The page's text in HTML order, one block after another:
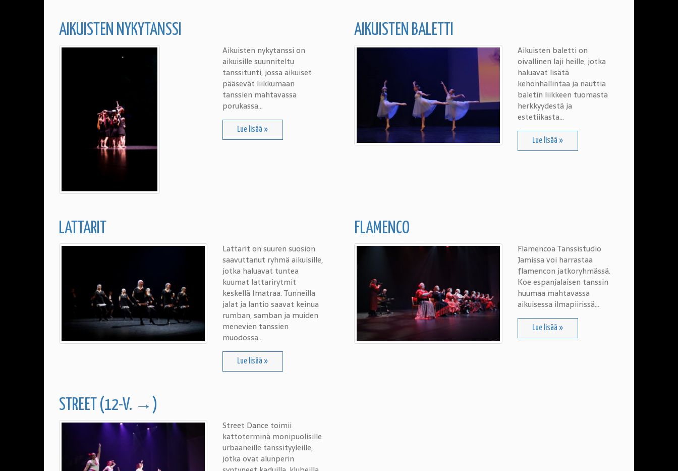
AIKUISTEN NYKYTANSSI
Aikuisten nykytanssi on
aikuisille suunniteltu
tanssitunti, jossa aikuiset
pääsevät liikkumaan
tanssien mahtavassa
porukassa…
Lue lisää »
AIKUISTEN BALETTI
Aikuisten baletti on
oivallinen laji heille, jotka
haluavat lisätä
kehonhallintaa ja nauttia
baletin liikkeen tuomasta
herkkyydestä ja
estetiikasta…
Lue lisää »
LATTARIT
Lattarit on suuren suosion
saavuttanut ryhmä aikuisille,
jotka haluavat tuntea
kuumat lattarirytmit
keskellä Imatraa. Tunneilla
jalat ja lantio saavat keinua
rumban, samban ja muiden
menevien tanssien
muodossa…
Lue lisää »
FLAMENCO
Flamencoa Tanssistudio
Jamissa voi harrastaa
flamencon jatkoryhmässä.
Koe espanjalaisen tanssin
huumaa mahtavassa
aikuisessa ilmapiirissä…
Lue lisää »
STREET (12-V. →)
Street Dance toimii
kattoterminä monipuolisille
urbaaneille tanssityyleille,
jotka ovat alunperin